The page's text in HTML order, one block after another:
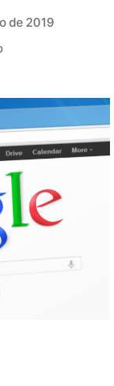
de 2019